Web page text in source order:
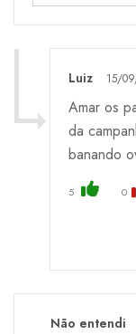
Luiz 15/
Amar os
da
banando
5 0
Não entendi